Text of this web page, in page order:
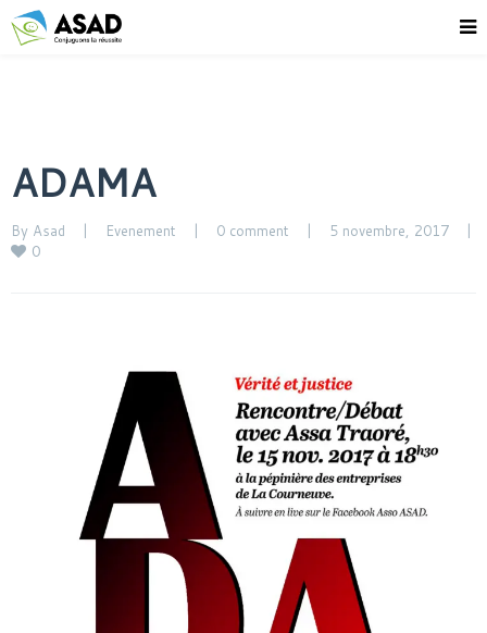
ADAMA
By Asad | Evenement | 0 comment | 5 novembre, 2017 |
0